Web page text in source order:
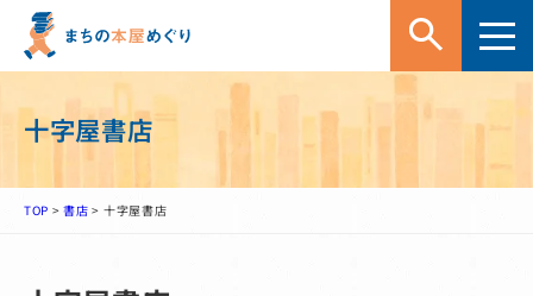
十字屋書店
TOP >書店 > 十字屋書店